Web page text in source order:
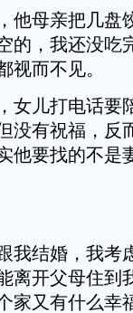
母亲把几盘
的，我还没吃
视而不见。
儿打电话要
没有祝福，反
他要找的不是
结婚，我考
离开父母住到
家又有什么幸